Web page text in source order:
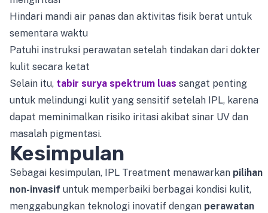
Hindari mandi air panas dan aktivitas fisik berat untuk
sementara waktu
Patuhi instruksi perawatan setelah tindakan dari dokter
kulit secara ketat
Selain itu, tabir surya spektrum luas sangat penting
untuk melindungi kulit yang sensitif setelah IPL, karena
dapat meminimalkan risiko iritasi akibat sinar UV dan
masalah pigmentasi.
Kesimpulan
Sebagai kesimpulan, IPL Treatment menawarkan pilihan
non-invasif untuk memperbaiki berbagai kondisi kulit,
menggabungkan teknologi inovatif dengan perawatan